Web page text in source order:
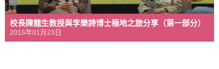
校長陳龍生教授與李樂詩博士極地之旅分享（第一部分）
2015年01月23日